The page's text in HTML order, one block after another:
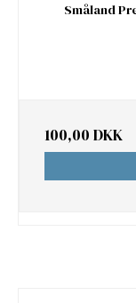
Småland
100,00 DKK